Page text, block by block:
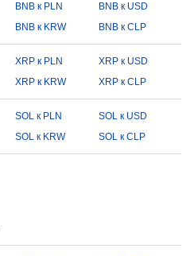
BNB к PLN
BNB к USD
BNB к KRW BNB к CLP
XRP к PLN
XRP к USD
XRP к KRW XRP к CLP
SOL к PLN
SOL к USD
SOL к KRW SOL к CLP